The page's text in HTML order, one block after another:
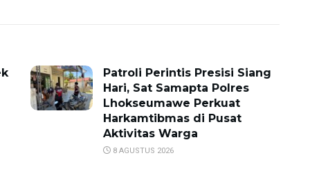
Patroli Perintis Presisi Siang
Hari, Sat Samapta Polres
Lhokseumawe Perkuat
Harkamtibmas di Pusat
Aktivitas Warga
8 AGUSTUS 2026